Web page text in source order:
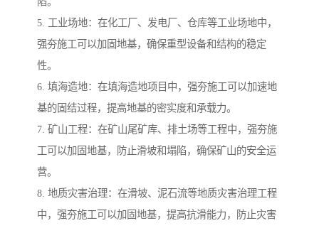
5. 工业场地：在化工厂、发电厂、仓库等工业场地中，
强夯施工可以加固地基，确保重型设备和结构的稳定
性。
6. 填海造地：在填海造地项目中，强夯施工可以加速地
基的固结过程，提高地基的密实度和承载力。
7. 矿山工程：在矿山尾矿库、排土场等工程中，强夯施
工可以加固地基，防止滑坡和塌陷，确保矿山的安全运
营。
8. 地质灾害治理：在滑坡、泥石流等地质灾害治理工程
中，强夯施工可以加固地基，提高抗滑能力，防止灾害